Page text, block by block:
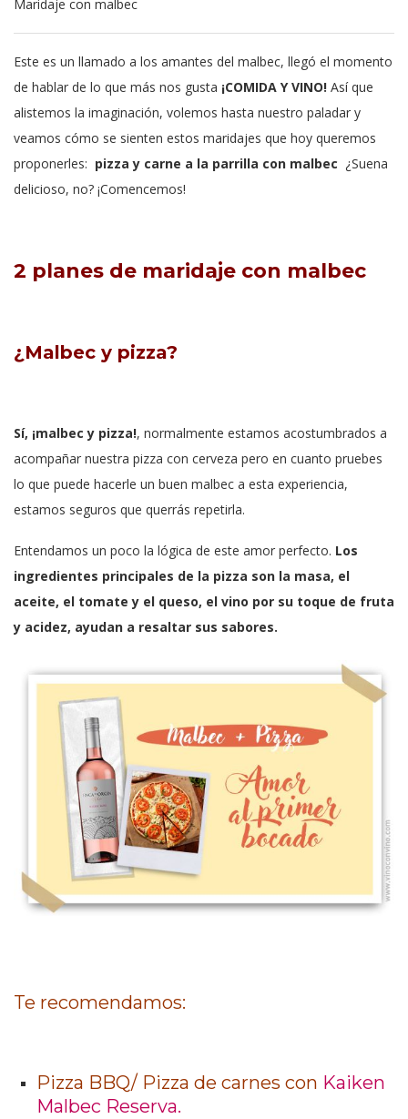
Maridaje con malbec
Este es un llamado a los amantes del malbec, llegó el momento
de hablar de lo que más nos gusta ¡COMIDA Y VINO! Así que
alistemos la imaginación, volemos hasta nuestro paladar y
veamos cómo se sienten estos maridajes que hoy queremos
proponerles: pizza y carne a la parrilla con malbec ¿Suena
delicioso, no? ¡Comencemos!
2 planes de maridaje con malbec
¿Malbec y pizza?
Sí, ¡malbec y pizza!, normalmente estamos acostumbrados a
acompañar nuestra pizza con cerveza pero en cuanto pruebes
lo que puede hacerle un buen malbec a esta experiencia,
estamos seguros que querrás repetirla.
Entendamos un poco la lógica de este amor perfecto. Los
ingredientes principales de la pizza son la masa, el
aceite, el tomate y el queso, el vino por su toque de fruta
y acidez, ayudan a resaltar sus sabores.
Te recomendamos:
Pizza BBQ/ Pizza de carnes con Kaiken
Malbec Reserva.